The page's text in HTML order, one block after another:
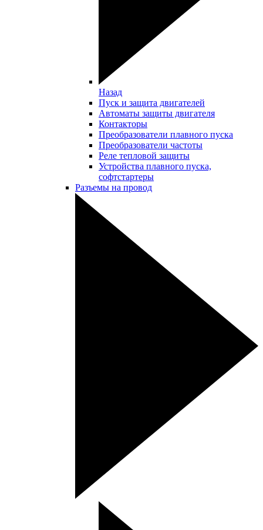
Назад
Пуск и защита двигателей
Автоматы защиты двигателя
Контакторы
Преобразователи плавного пуска
Преобразователи частоты
Реле тепловой защиты
Устройства плавного пуска,
софтстартеры
Разъемы на провод